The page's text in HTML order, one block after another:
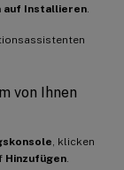
auf Installieren
von Ihnen
, klicken
Hinzufügen